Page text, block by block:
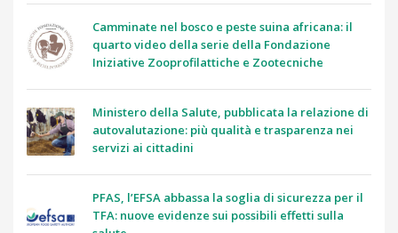
Camminate nel bosco e peste suina africana: il
quarto video della serie della Fondazione
Iniziative Zooprofilattiche e Zootecniche
Ministero della Salute, pubblicata la relazione di
autovalutazione: più qualità e trasparenza nei
servizi ai cittadini
PFAS, l’EFSA abbassa la soglia di sicurezza per il
TFA: nuove evidenze sui possibili effetti sulla